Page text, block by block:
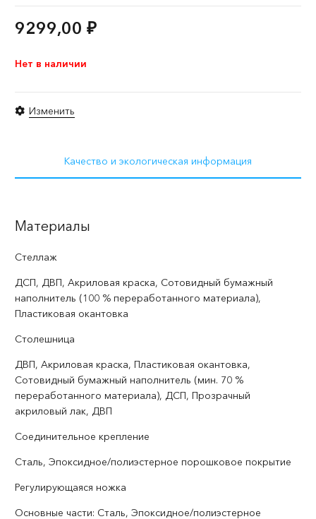
9299,00 ₽
Нет в наличии
Изменить
Качество и экологическая информация
Материалы
Стеллаж
ДСП, ДВП, Акриловая краска, Сотовидный бумажный
наполнитель (100 % переработанного материала),
Пластиковая окантовка
Столешница
ДВП, Акриловая краска, Пластиковая окантовка,
Сотовидный бумажный наполнитель (мин. 70 %
переработанного материала), ДСП, Прозрачный
акриловый лак, ДВП
Соединительное крепление
Сталь, Эпоксидное/полиэстерное порошковое покрытие
Регулирующаяся ножка
Основные части: Сталь, Эпоксидное/полиэстерное